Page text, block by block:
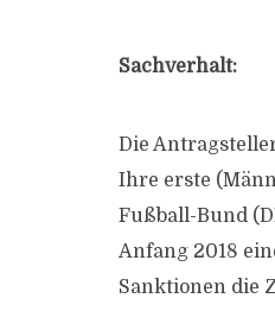
Sachverhalt:
Die
Ihre erste
Fußball-Bund
Anfang 2018
Sanktionen die